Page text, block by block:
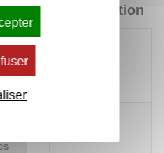
d'acquisition
un
des